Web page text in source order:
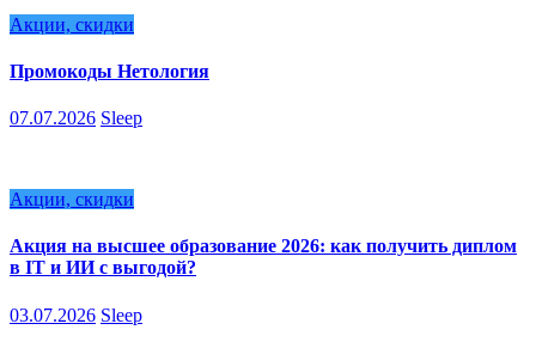
Акции, скидки
Промокоды Нетология
07.07.2026 Sleep
Акции, скидки
Акция на высшее образование 2026: как получить диплом
в IT и ИИ с выгодой?
03.07.2026 Sleep